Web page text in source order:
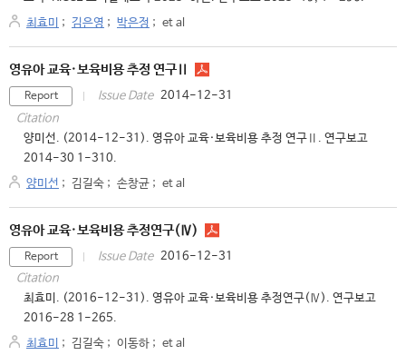
최효미 ; 김은영 ; 박은정 ; et al
영유아 교육·보육비용 추정 연구Ⅱ
Report Issue Date 2014-12-31
Citation
양미선. (2014-12-31). 영유아 교육·보육비용 추정 연구Ⅱ. 연구보고
2014-30 1-310.
양미선 ; 김길숙 ; 손창균 ; et al
영유아 교육·보육비용 추정연구(Ⅳ)
Report Issue Date 2016-12-31
Citation
최효미. (2016-12-31). 영유아 교육·보육비용 추정연구(Ⅳ). 연구보고
2016-28 1-265.
최효미 ; 김길숙 ; 이동하 ; et al